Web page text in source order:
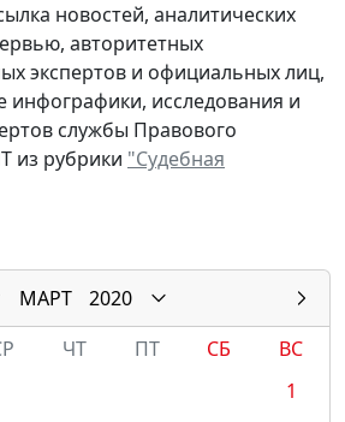
новостей, аналитических
авторитетных
экспертов и официальных лиц,
инфографики, исследования и
службы Правового
из рубрики "Судебная
МАРТ
2020
ЧТ ПТ СБ
ВС
1